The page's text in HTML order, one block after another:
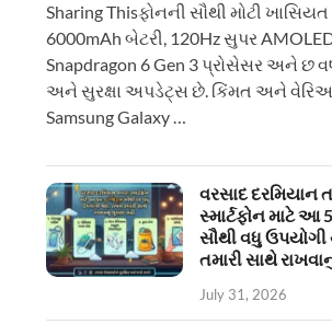
Sharing Thisફોનની સૌથી મોટી
6000mAh બેટરી, 120Hz સુપર
Snapdragon 6 Gen 3 પ્રોસેસર અને છ
અને સુરક્ષા અપડેટ્સ છે. કિંમત અને
Samsung Galaxy …
વરસાદ દરમિયાન
સ્માર્ટફોન માટે
સૌથી વધુ
તમારી સાથે
July 31, 2026